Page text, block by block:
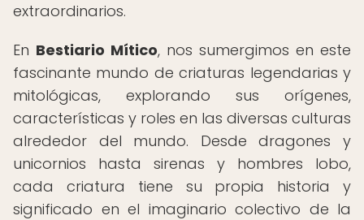
extraordinarios.
En Bestiario Mítico, nos sumergimos en este
fascinante mundo de criaturas legendarias y
mitológicas, explorando sus orígenes,
características y roles en las diversas culturas
alrededor del mundo. Desde dragones y
unicornios hasta sirenas y hombres lobo,
cada criatura tiene su propia historia y
significado en el imaginario colectivo de la